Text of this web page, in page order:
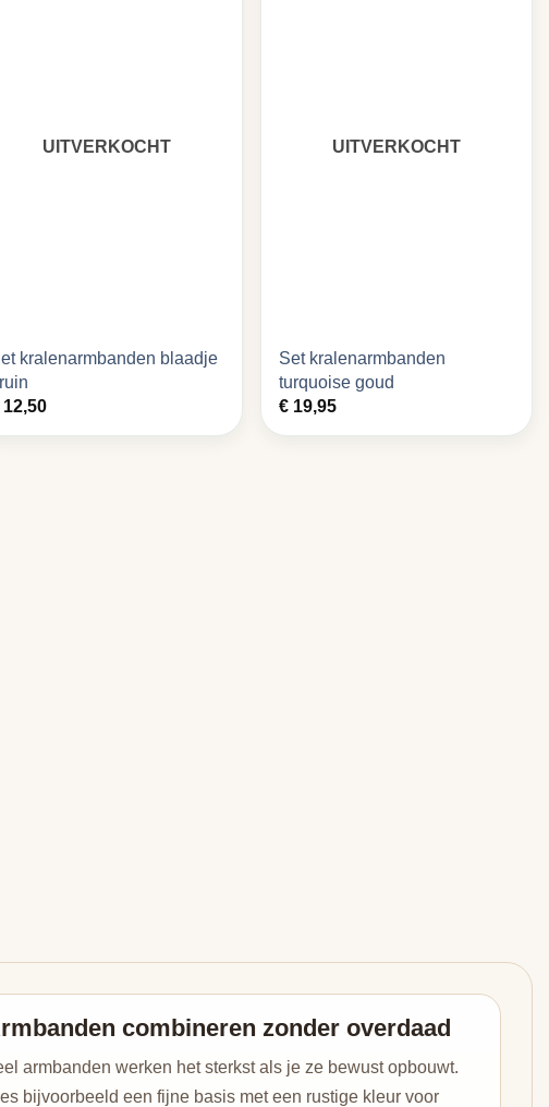
UITVERKOCHT
kralenarmbanden blaadje
12,50
UITVERKOCHT
Set kralenarmbanden
turquoise goud
€ 19,95
combineren zonder overdaad
armbanden werken het sterkst als je ze bewust opbouwt.
bijvoorbeeld een fijne basis met een rustige kleur voor